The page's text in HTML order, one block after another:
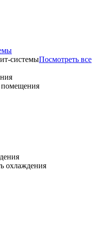
системыПосмотреть все
охлаждения